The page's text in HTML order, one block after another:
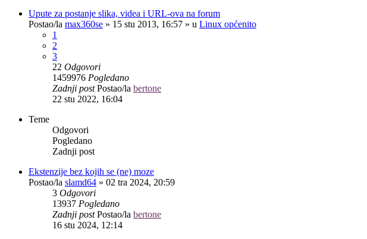
Upute za postanje slika, videa i URL-ova na forum
Postao/la max360se » 15 stu 2013, 16:57 » u Linux općenito
1
2
3
22 Odgovori
1459976 Pogledano
Zadnji postPostao/la bertone
22 stu 2022, 16:04
Teme
Odgovori
Pogledano
Zadnji post
Ekstenzije bez kojih se (ne) moze
Postao/la slamd64 » 02 tra 2024, 20:59
3 Odgovori
13937 Pogledano
Zadnji postPostao/la bertone
16 stu 2024, 12:14